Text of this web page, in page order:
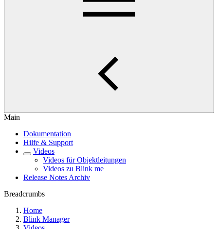
Main
Dokumentation
Hilfe & Support
Videos
Videos für Objektleitungen
Videos zu Blink me
Release Notes Archiv
Breadcrumbs
Home
Blink Manager